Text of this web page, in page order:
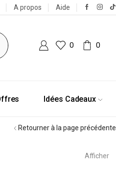
A propos Aide
0 0
Idées Cadeaux
Retourner à la page précédente
Afficher